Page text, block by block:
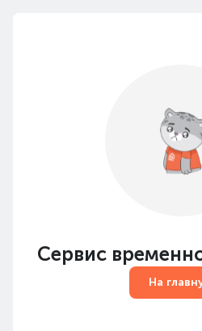
Сервис
На